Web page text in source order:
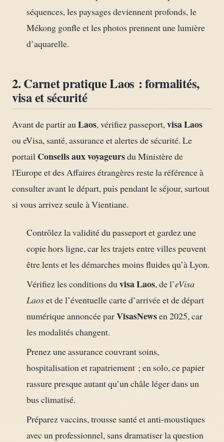
séquences, les paysages deviennent profonds, le
Mékong gonfle et les photos prennent une lumière
d’aquarelle.
2. Carnet pratique Laos : formalités,
visa et sécurité
Avant de partir au Laos, vérifiez passeport, visa Laos
ou eVisa, santé, assurance et alertes de sécurité. Le
portail Conseils aux voyageursdu Ministère de
l'Europe et des Affaires étrangères reste la référence à
consulter avant le départ, puis pendant le séjour, surtout
si vous arrivez seule à Vientiane.
Contrôlez la validité du passeport et gardez une
copie hors ligne, car les trajets entre villes peuvent
être lents et les démarches moins fluides qu’à Lyon.
Vérifiez les conditions duvisa Laos, de l’eVisa
Laoset de l’éventuelle carte d’arrivée et de départ
numérique annoncée parVisasNewsen 2025, car
les modalités changent.
Prenez une assurance couvrant soins,
hospitalisation et rapatriement ; en solo, ce papier
rassure presque autant qu’un châle léger dans un
bus climatisé.
Préparez vaccins, trousse santé et anti-moustiques
avec un professionnel, sans dramatiser la question